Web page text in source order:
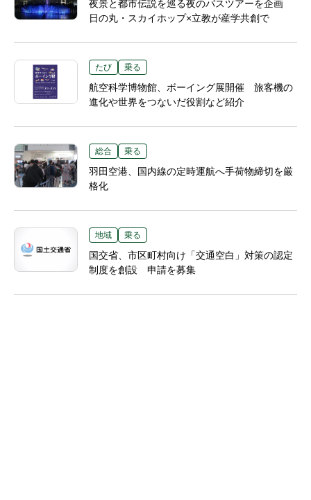
夜景と都市伝説を巡る夜のバスツアーを企画
日の丸・スカイホップ×立教が産学共創で
たび 乗る
航空科学博物館、ボーイング展開催 旅客機の
進化や世界をつないだ役割など紹介
総合 乗る
羽田空港、国内線の定時運航へ手荷物締切を厳
格化
地域 乗る
国交省、市区町村向け「交通空白」対策の認定
制度を創設 申請を募集